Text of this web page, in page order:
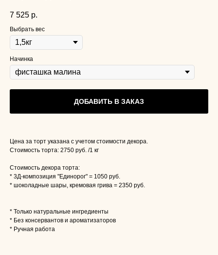
7 525 р.
Выбрать вес
Начинка
ДОБАВИТЬ В ЗАКАЗ
Цена за торт указана с учетом стоимости декора.
Стоимость торта: 2750 руб. /1 кг
Стоимость декора торта:
* 3Д-композиция "Единорог" = 1050 руб.
* шоколадные шары, кремовая грива = 2350 руб.
* Только натуральные ингредиенты
* Без консервантов и ароматизаторов
* Ручная работа